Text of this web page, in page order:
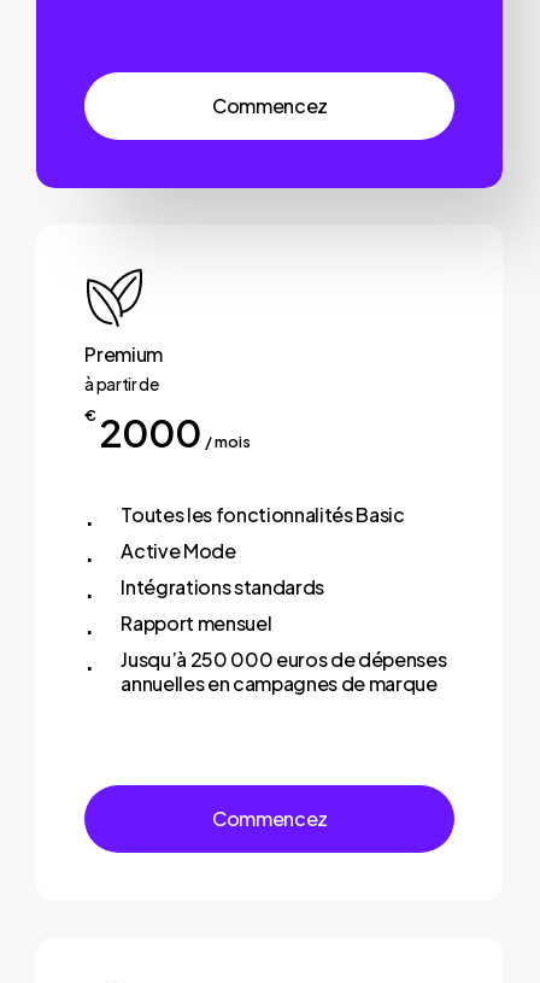
Commencez
Premium
à partir de
€ 2000 / mois
Toutes les fonctionnalités Basic
Active Mode
Intégrations standards
Rapport mensuel
Jusqu’à 250 000 euros de dépenses
annuelles en campagnes de marque
Commencez